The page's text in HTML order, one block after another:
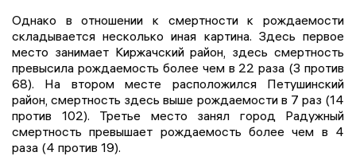
Однако в отношении к смертности к рождаемости
складывается несколько иная картина. Здесь первое
место занимает Киржачский район, здесь смертность
превысила рождаемость более чем в 22 раза (3 против
68). На втором месте расположился Петушинский
район, смертность здесь выше рождаемости в 7 раз (14
против 102). Третье место занял город Радужный
смертность превышает рождаемость более чем в 4
раза (4 против 19).